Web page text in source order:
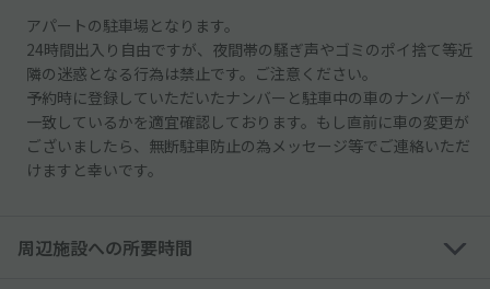
アパートの駐車場となります。
24時間出入り自由ですが、夜間帯の騒ぎ声やゴミのポイ捨て等近
隣の迷惑となる行為は禁止です。ご注意ください。
予約時に登録していただいたナンバーと駐車中の車のナンバーが
一致しているかを適宜確認しております。もし直前に車の変更が
ございましたら、無断駐車防止の為メッセージ等でご連絡いただ
けますと幸いです。
周辺施設への所要時間